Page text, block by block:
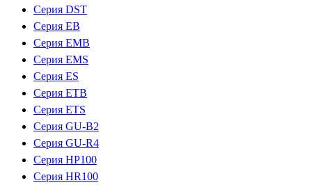
Серия DST
Серия EB
Серия EMB
Серия EMS
Серия ES
Серия ETB
Серия ETS
Серия GU-B2
Серия GU-R4
Серия HP100
Серия HR100